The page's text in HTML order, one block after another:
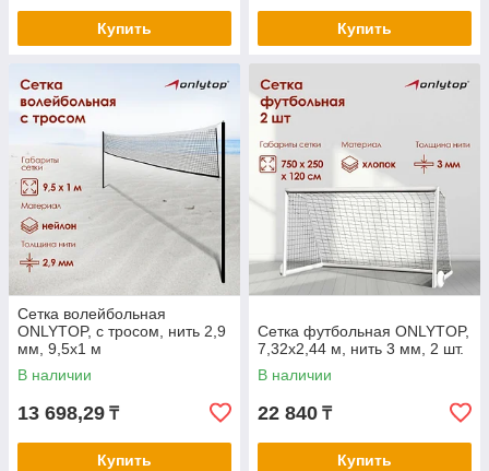
Купить Купить
Сетка волейбольная
ONLYTOP, с тросом, нить 2,9
мм, 9,5х1 м
В наличии
13 698,29 ₸
Купить
Сетка футбольная ONLYTOP,
7,32х2,44 м, нить 3 мм, 2 шт.
В наличии
22 840 ₸
Купить